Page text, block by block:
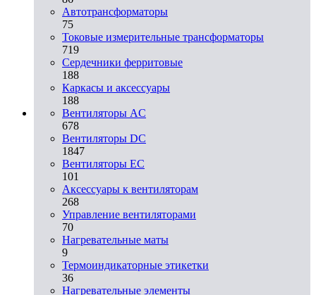
Автотрансформаторы
75
Токовые измерительные трансформаторы
719
Сердечники ферритовые
188
Каркасы и аксессуары
188
Вентиляторы AC
678
Вентиляторы DC
1847
Вентиляторы EC
101
Аксессуары к вентиляторам
268
Управление вентиляторами
70
Нагревательные маты
9
Термоиндикаторные этикетки
36
Нагревательные элементы